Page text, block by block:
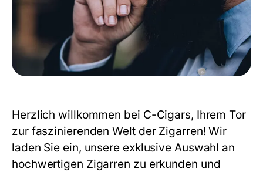
Herzlich willkommen bei C-Cigars, Ihrem Tor
zur faszinierenden Welt der Zigarren! Wir
laden Sie ein, unsere exklusive Auswahl an
hochwertigen Zigarren zu erkunden und